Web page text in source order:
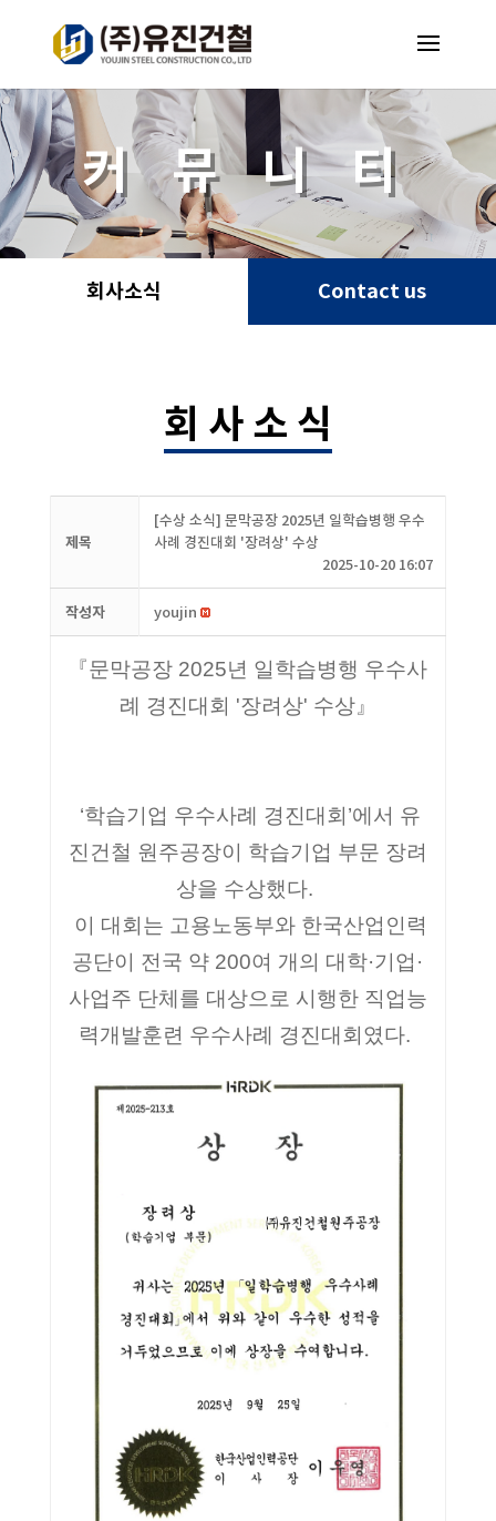
커 뮤 니 티
회사소식 Contact us
회 사 소 식
제목
[수상 소식] 문막공장 2025년 일학습병행 우수
사례 경진대회 '장려상' 수상
2025-10-20 16:07
작성자 youjin
『문막공장 2025년 일학습병행 우수사
례 경진대회 '장려상' 수상』
‘학습기업 우수사례 경진대회’에서 유
진건철 원주공장이 학습기업 부문 장려
상을 수상했다.
이 대회는 고용노동부와 한국산업인력
공단이 전국 약 200여 개의 대학·기업·
사업주 단체를 대상으로 시행한 직업능
력개발훈련 우수사례 경진대회였다.